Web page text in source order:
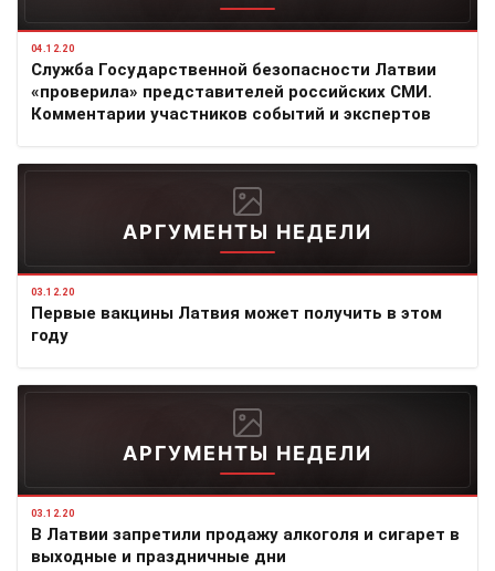
04.12.20
Служба Государственной безопасности Латвии
«проверила» представителей российских СМИ.
Комментарии участников событий и экспертов
АРГУМЕНТЫ НЕДЕЛИ
03.12.20
Первые вакцины Латвия может получить в этом
году
АРГУМЕНТЫ НЕДЕЛИ
03.12.20
В Латвии запретили продажу алкоголя и сигарет в
выходные и праздничные дни